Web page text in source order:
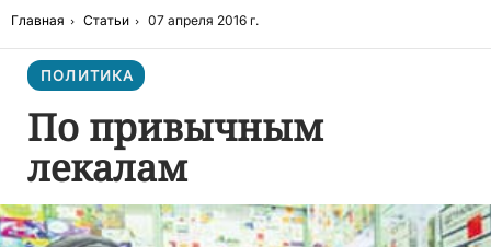
Главная Статьи 07 апреля 2016 г.
ПОЛИТИКА
По привычным
лекалам